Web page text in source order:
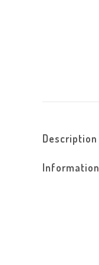
Description